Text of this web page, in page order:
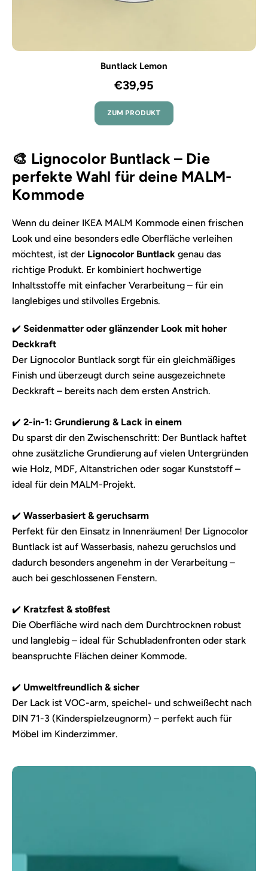
Buntlack Lemon
€39,95
ZUM PRODUKT
🎨 Lignocolor Buntlack – Die
perfekte Wahl für deine MALM-
Kommode
Wenn du deiner IKEA MALM Kommode einen frischen
Look und eine besonders edle Oberfläche verleihen
möchtest, ist der Lignocolor Buntlack genau das
richtige Produkt. Er kombiniert hochwertige
Inhaltsstoffe mit einfacher Verarbeitung – für ein
langlebiges und stilvolles Ergebnis.
✔️ Seidenmatter oder glänzender Look mit hoher
Deckkraft
Der Lignocolor Buntlack sorgt für ein gleichmäßiges
Finish und überzeugt durch seine ausgezeichnete
Deckkraft – bereits nach dem ersten Anstrich.
✔️ 2-in-1: Grundierung & Lack in einem
Du sparst dir den Zwischenschritt: Der Buntlack haftet
ohne zusätzliche Grundierung auf vielen Untergründen
wie Holz, MDF, Altanstrichen oder sogar Kunststoff –
ideal für dein MALM-Projekt.
✔️ Wasserbasiert & geruchsarm
Perfekt für den Einsatz in Innenräumen! Der Lignocolor
Buntlack ist auf Wasserbasis, nahezu geruchslos und
dadurch besonders angenehm in der Verarbeitung –
auch bei geschlossenen Fenstern.
✔️ Kratzfest & stoßfest
Die Oberfläche wird nach dem Durchtrocknen robust
und langlebig – ideal für Schubladenfronten oder stark
beanspruchte Flächen deiner Kommode.
✔️ Umweltfreundlich & sicher
Der Lack ist VOC-arm, speichel- und schweißecht nach
DIN 71-3 (Kinderspielzeugnorm) – perfekt auch für
Möbel im Kinderzimmer.